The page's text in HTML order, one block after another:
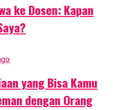
ke Dosen: Kapan
yang Bisa Kamu
dengan Orang